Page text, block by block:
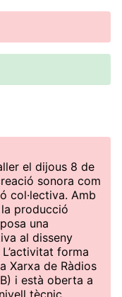
el dijous 8 de
sonora com
col·lectiva. Amb
la producció
una
al disseny
forma
Xarxa de Ràdios
i està oberta a
tècnic.